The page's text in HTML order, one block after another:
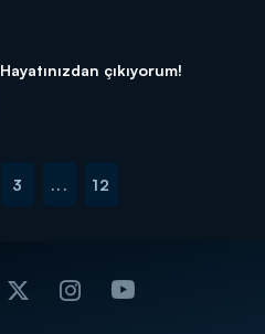
Hayatınızdan çıkıyorum!
3 ... 12